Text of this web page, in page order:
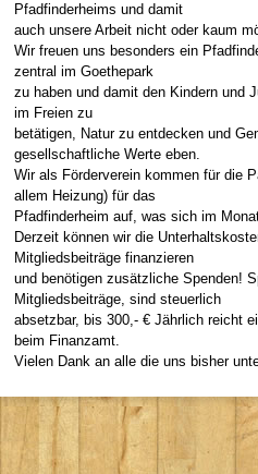
Pfadfinderheims und damit
auch unsere Arbeit nicht oder kaum
Wir freuen uns besonders ein
zentral im Goethepark
zu haben und damit den Kindern und
im Freien zu
betätigen, Natur zu entdecken und
gesellschaftliche Werte eben.
Wir als Förderverein kommen für die
allem Heizung) für das
Pfadfinderheim auf, was sich im
Derzeit können wir die
Mitgliedsbeiträge finanzieren
und benötigen zusätzliche Spenden!
Mitgliedsbeiträge, sind steuerlich
absetzbar, bis 300,- € Jährlich reicht
beim Finanzamt.
Vielen Dank an alle die uns bisher